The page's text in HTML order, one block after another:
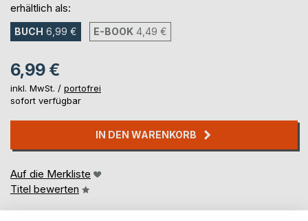
erhältlich als:
BUCH 6,99 € E-BOOK 4,49 €
6,99 €
inkl. MwSt. / portofrei
sofort verfügbar
IN DEN WARENKORB
Auf die Merkliste
Titel bewerten